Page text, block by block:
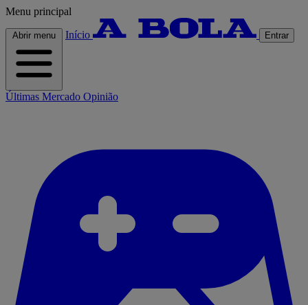
Menu principal
Abrir menu Início Entrar
Últimas Mercado Opinião